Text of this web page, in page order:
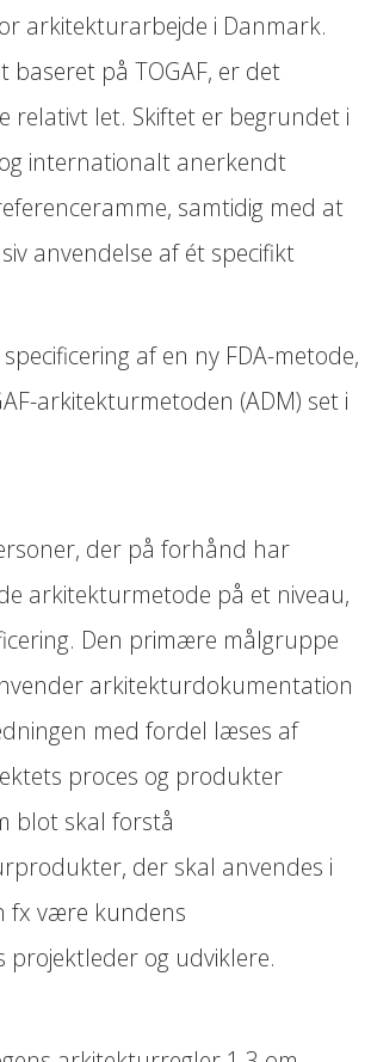
arkitekturarbejde i Danmark.
på TOGAF, er det
let. Skiftet er begrundet i
internationalt anerkendt
samtidig med at
anvendelse af ét specifikt
af en ny FDA-metode,
arkitekturmetoden (ADM) set i
der på forhånd har
arkitekturmetode på et niveau,
Den primære målgruppe
arkitekturdokumentation
med fordel læses af
proces og produkter
blot skal forstå
der skal anvendes i
fx være kundens
og udviklere.